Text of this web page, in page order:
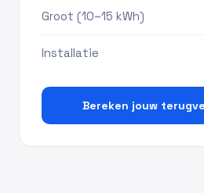
Groot (10–15 kWh)
Installatie
Bereken jouw